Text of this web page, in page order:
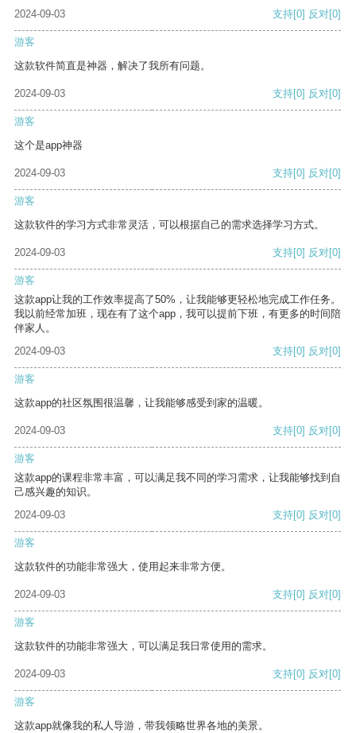
2024-09-03 支持[0] 反对[0]
游客
这款软件简直是神器，解决了我所有问题。
2024-09-03 支持[0] 反对[0]
游客
这个是app神器
2024-09-03 支持[0] 反对[0]
游客
这款软件的学习方式非常灵活，可以根据自己的需求选择学习方式。
2024-09-03 支持[0] 反对[0]
游客
这款app让我的工作效率提高了50%，让我能够更轻松地完成工作任务。
我以前经常加班，现在有了这个app，我可以提前下班，有更多的时间陪
伴家人。
2024-09-03
支持[0] 反对[0]
游客
这款app的社区氛围很温馨，让我能够感受到家的温暖。
2024-09-03 支持[0] 反对[0]
游客
这款app的课程非常丰富，可以满足我不同的学习需求，让我能够找到自
己感兴趣的知识。
2024-09-03
支持[0] 反对[0]
游客
这款软件的功能非常强大，使用起来非常方便。
2024-09-03 支持[0] 反对[0]
游客
这款软件的功能非常强大，可以满足我日常使用的需求。
2024-09-03 支持[0] 反对[0]
游客
这款app就像我的私人导游，带我领略世界各地的美景。